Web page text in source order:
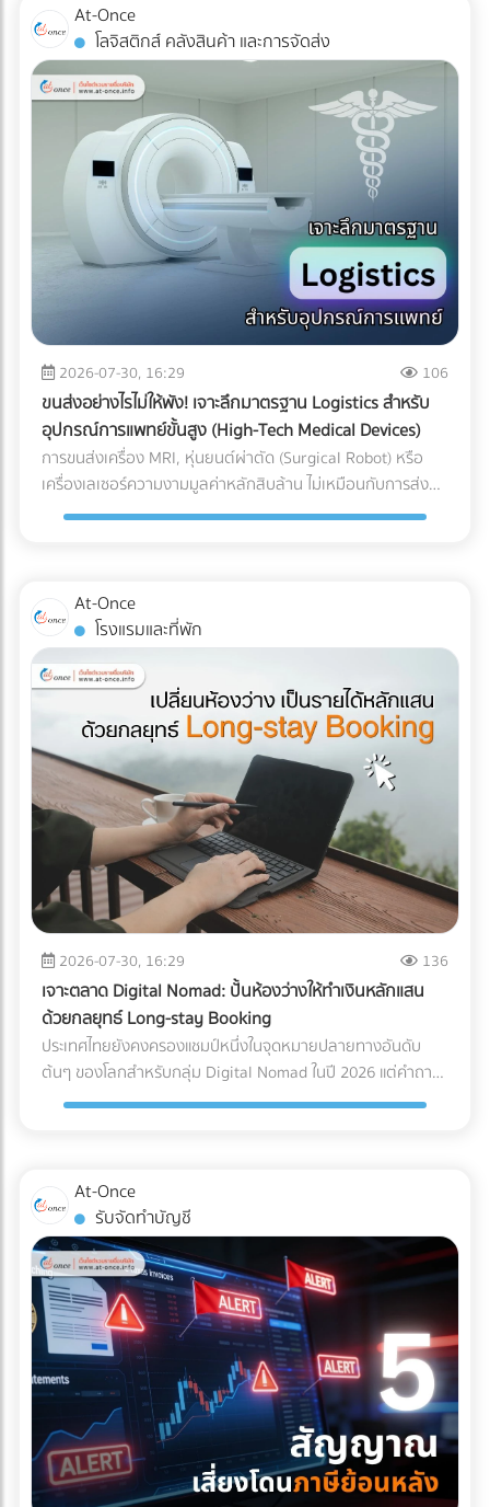
Supply Chain นวัตกรรมเปลี่ยนเกม: Solar Hybrid +
Industrial ESS ทำงานอย่างไร? ระบบนี้คือการรวมร่างกัน
ระหว่าง แผงโซลาร์เซลล์ (ผลิตไฟ) + อินเวอร์เตอร์แบบไฮบริด
(สลับแหล่งจ่ายไฟ) + แบตเตอรี่อุตสาหกรรม (กักเก็บไฟ) เมื่อมี
ระบบ Industrial ESS เข้ามา โรงงานของคุณจะเสมือนมี UPS
(เครื่องสำรองไฟ) ขนาดยักษ์คอยคุ้มกัน โดยระบบจะทำงานแบบไร้
รอยต่อ (Seamless Transition) เมื่อไฟจากการไฟฟ้าดับหรือ
กระชาก ระบบจะสลับไปดึงกระแสไฟจากแบตเตอรี่มาจ่ายให้
เครื่องจักรสำคัญ (Critical Loads) ทันทีในระดับเสี้ยววินาที ทำให้
สายการผลิตเดินหน้าต่อไปได้โดยที่เครื่องจักรไม่สะดุด ทำไมปี
2026 ถึงเป็น "จังหวะทอง" ในการลงทุนระบบ ESS? หากย้อน
กลับไปช่วงปี 2021-2022 แบตเตอรี่อุตสาหกรรมยังมีราคาสูงลิ่ว
จนหลายโรงงานถอดใจ แต่ในยุค 2026 เกมได้เปลี่ยนไปแล้วด้วย
ปัจจัยเหล่านี้: ราคาแบตเตอรี่ LFP ลดลงอย่างมีนัยสำคัญ:
เทคโนโลยีแบตเตอรี่ Lithium Iron Phosphate (LiFePO4)
สำหรับอุตสาหกรรม มีการผลิตในสเกลที่ใหญ่ขึ้นมาก ทำให้ราคา
ต่อกิโลวัตต์-ชั่วโมง (kWh) ถูกลงกว่าอดีตเกือบ 40% แถมยังมี
ความปลอดภัยสูง ไม่ติดไฟง่าย และอายุการใช้งานยาวนานกว่า
10,000 ไซเคิล (อ้างอิงจากรายงาน Bloomberg) ระบบ Peak
Shaving หั่นค่าไฟ TOU แบบอัจฉริยะ: โรงงานส่วนใหญ่ใช้ค่าไฟ
ในช่วงเวลานี้ เพื่อกดกราฟการใช้ไฟ (Peak Demand) ลง ช่วย
ลดค่า Demand Charge ในบิลค่าไฟได้อย่างมหาศาล ปลดล็อก
ข้อจำกัดทางกฎหมายและภาษี: ภาครัฐและ BOI มีการสนับสนุน
สิทธิประโยชน์ทางภาษีที่ชัดเจนขึ้น สำหรับการลงทุนด้านพลังงาน
สะอาดและการจัดการพลังงาน ทำให้ระยะเวลาคืนทุนสั้นลง
ประเมินความคุ้มค่า: สรุปแล้วคุ้มทุนหรือไม่? เพื่อความเข้าใจที่
ชัดเจน ลองดูตารางเปรียบเทียบระหว่างระบบเดิมกับระบบใหม่
ครับ คำตอบคือ: "คุ้มค่าอย่างแน่นอน" หากโรงงานของคุณจัด
อยู่ในกลุ่มที่มูลค่าความเสียหายจากไฟดับ 1 ครั้ง มีมูลค่าสูง (เช่น
โรงงานพลาสติก, เซมิคอนดักเตอร์, อาหารแช่แข็ง, ยาและ
เวชภัณฑ์) การมีระบบ Industrial ESS จะเปรียบเสมือนการซื้อ
"ประกันภัยความเสี่ยงทางธุรกิจ" ที่แถมโบนัสเป็นการช่วยหั่นค่าไฟ
ในทุกๆ เดือน ยกระดับโรงงานสู่ความยั่งยืนแบบไม่มีสะดุด ในปี
2026 การติดตั้ง Solar Cell สำหรับธุรกิจ B2B ไม่ได้จบแค่เรื่อง
การลดค่าไฟ แต่คือการบริหารความเสี่ยง (Risk Management)
และตอบรับกระแสลดคาร์บอน (ESG/Carbon Footprint) เพื่อ
รักษาความสามารถในการแข่งขันบนเวทีโลก การออกแบบระบบ
Solar Hybrid และ Industrial ESS ต้องอาศัยความเชี่ยวชาญ
ทางวิศวกรรมขั้นสูง ทั้งการคำนวณโหลดไฟฟ้า การเลือกขนาด
แบตเตอรี่ และการขออนุญาตขนานไฟอย่างถูกต้อง หากคุณเป็น
บริษัทรับติดตั้งโซลาร์เซลล์อุตสาหกรรมชั้นนำของประเทศไทยได้
ฟรีที่ At-once แพลตฟอร์มที่เชื่อมโยงธุรกิจ B2B ให้เจอกับพาร์ท
เนอร์ตัวจริง ช่วยให้โรงงานของคุณเดินหน้าต่อได้อย่างมั่นคง
และไม่มีวันสะดุด!
เทคโนโลยี Web-AR (Web-based Augmented Reality) Web-
AR: สัมผัสประสบการณ์ 3D โดยไม่ต้องโหลดแอปฯ ข้อเสียของ
การทำ AR ในอดีตคือลูกค้าต้องเสียเวลาดาวน์โหลด
แอปพลิเคชัน (App-based AR) ซึ่งสร้างความรำคาญใจ แต่
Web-AR ทลายข้อจำกัดนั้นทิ้งไป เพียงแค่ลูกค้าใช้กล้องสมาร์ต
โฟนสแกน QR Code บนโบรชัวร์ โมเดล 3D ของเครื่องจักรของ
คุณก็สามารถลอยขึ้นมาบนโต๊ะประชุมของพวกเขาได้ทันที! ทำไม
ธุรกิจ B2B ถึงควรใช้ Web-AR ในสื่อสิ่งพิมพ์? ย่อของใหญ่ ให้มา
อยู่บนโต๊ะประชุม: คุณไม่สามารถพกเครื่องจักรหนัก 2 ตันไปเสนอ
ขายลูกค้าได้ แต่ Web-AR ช่วยให้ลูกค้าซูมดูรายละเอียด รวมถึง
กลไกภายใน และหมุนดูสินค้าได้ 360 องศาผ่านมือถือหรือ Tablet
เปลี่ยนสิ่งพิมพ์ให้วัดผลได้ (Measurable ROI): โบรชัวร์ปกติเรา
ไม่รู้เลยว่าลูกค้าอ่านหน้าไหน แต่ Web-AR สามารถเก็บ Data ได้
ว่าลูกค้าสแกน QR Code จากพื้นที่ไหน สแกนกี่ครั้ง และใช้เวลาดู
โมเดล 3D นานเท่าไร สร้าง Wow Experience ทันที: ผู้บริหาร
B2B มีเวลาจำกัด การทำให้พวกเขา "ว้าว" ตั้งแต่ 10 วินาทีแรกที่
เห็นสินค้า ช่วยเพิ่มโอกาสในการขอเข้าพบ (Pitching) ได้มหาศาล
การลงทุนทำ Web-AR บนแคตตาล็อกสินค้าเพียงครั้งเดียว
สามารถนำไปใช้งานซ้ำได้ทั้งในงานอีเวนต์ (Exhibition) และการ
ส่ง Direct Mail ไปหาลูกค้าระดับ VIP พร้อมที่จะฉีกกฎการทำสื่อ
Marketing Agency และผู้เชี่ยวชาญด้านการพัฒนา Web-AR
และ 3D Model ที่พร้อมเปลี่ยนโบรชัวร์ของคุณให้กลายเป็น
พนักงานขายมือทอง ค้นหาพาร์ทเนอร์ที่ใช่ได้เลยวันนี้! ที่นี่!
At-Once
โลจิสติกส์ คลังสินค้า และการจัดส่ง
2026-07-30, 16:29 106
ขนส่งอย่างไรไม่ให้พัง! เจาะลึกมาตรฐาน Logistics สำหรับ
อุปกรณ์การแพทย์ขั้นสูง (High-Tech Medical Devices)
การขนส่งเครื่อง MRI, หุ่นยนต์ผ่าตัด (Surgical Robot) หรือ
เครื่องเลเซอร์ความงามมูลค่าหลักสิบล้าน ไม่เหมือนกับการส่ง
พัสดุทั่วไป เพราะความเสียหายของเครื่องมือแพทย์ขั้นสูงเหล่านี้
มิลลิเมตรเดียวส่งผลโดยตรงต่อการวินิจฉัยโรคและชีวิตของผู้
ป่วย หากเกิดความเสียหายระหว่างขนส่ง นอกจากประกันสินค้า
อาจขาดแล้ว ความน่าเชื่อถือขององค์กรก็จะลดลงทันที บทความ
นี้จะพาคุณไปเจาะลึกความเสี่ยง และมาตรฐาน Logistics ที่ธุรกิจ
เครื่องมือแพทย์ต้องรู้ในปี 2026 ครับ 3 ความเสี่ยงแฝงที่เครื่อง
มือแพทย์ต้องเผชิญระหว่างขนส่ง การใช้รถบรรทุกธรรมดาเพื่อ
ขนส่งอุปกรณ์ที่เปราะบาง ถือเป็นการรับความเสี่ยงที่ได้ไม่คุ้มเสีย
นี่คือ 3 ปัญหาหลักที่มักทำให้อุปกรณ์พังจากภายใน: แรงสั่น
สะเทือน (Vibration & Micro-shocks): เลนส์ เลเซอร์ และ
เซนเซอร์ภายในอุปกรณ์มีความเปราะบางสูงมาก แรงสั่นสะเทือน
จากพื้นถนนที่ไม่ราบเรียบสม่ำเสมอ สามารถทำให้แผงวงจรหลวม
หรือระบบเซนเซอร์รวนได้โดยที่ภายนอกยังดูปกติสมบูรณ์ การ
เปลี่ยนแปลงอุณหภูมิและความชื้น (Temperature & Humidity
Excursions): อุปกรณ์อิเล็กทรอนิกส์ทางการแพทย์หลายชนิดมี
ข้อกำหนดเรื่องอุณหภูมิที่ชัดเจน การอยู่ในตู้ขนส่งที่ร้อนอบอ้า
วนานๆ หรือเจอความชื้นสูง อาจทำให้เกิดสนิม คราบตะกรัน หรือ
ไฟฟ้าลัดวงจรเมื่อเปิดใช้งาน การเอียงและการกระแทก (Tilt &
Drop): เครื่องมือขนาดใหญ่บางชนิดถูกระบุไว้ในคู่มือวิศวกรรม
เลยว่า "ห้ามเอียงเกินกี่องศา" การใช้พนักงานยกของ (Porter)
ทั่วไปที่ไม่มีความเชี่ยวชาญ อาจทำให้สารทำความเย็นรั่วไหล หรือ
บริการขนส่ง (3PL) ระดับพรีเมียมที่จะมาดูแลสินค้าหลักล้านของ
คุณ ควรต้องมีคุณสมบัติและเทคโนโลยีที่ออกแบบมาเพื่อการ
แพทย์โดยเฉพาะ ดังนี้: รถขนส่งระบบกันสะเทือนแบบถุงลม (Air-
Ride Suspension): นี่คือหัวใจสำคัญ! ต้องใช้รถบรรทุกที่ติดตั้ง
ช่วงล่างแบบถุงลมเท่านั้น เพื่อดูดซับแรงสั่นสะเทือนและแรง
กระแทกจากพื้นถนนให้เหลือน้อยที่สุด คุ้มครองเซนเซอร์ภายใน
เครื่องจักรให้อยู่ในสภาพ 100% บริการ White Glove Service:
การขนส่งระดับนี้ไม่ได้จบแค่การดรอปของไว้หน้าประตูโรง
พยาบาล แต่ทีมขนส่งต้องมีความเชี่ยวชาญในการแกะกล่อง
(Unpacking) นำเครื่องมือเข้าไปติดตั้งยังห้องปฏิบัติการที่ซับ
ซ้อน และจัดการนำขยะบรรจุภัณฑ์กลับไปทิ้งอย่างถูกวิธี
มาตรฐานคุณภาพระดับสากล (Certifications): พาร์ทเนอร์ด้าน
At-Once
โรงแรมและที่พัก
2026-07-30, 16:29 136
เจาะตลาด Digital Nomad: ปั้นห้องว่างให้ทำเงินหลักแสน
ด้วยกลยุทธ์ Long-stay Booking
ประเทศไทยยังคงครองแชมป์หนึ่งในจุดหมายปลายทางอันดับ
ต้นๆ ของโลกสำหรับกลุ่ม Digital Nomad ในปี 2026 แต่คำถาม
ที่น่าสนใจคือ... ทำไมรายได้มหาศาลจากคนกลุ่มนี้ ถึงไปตกอยู่กับ
Agencies) และขายห้องพักแบบ "รายวัน" ซึ่งไม่ตอบโจทย์ชาว
Nomad ที่ต้องการพำนักระยะยาว (1-6 เดือน) หากคุณเป็น
เจ้าของโรงแรมหรือผู้บริหารที่ต้องการเพิ่ม Occupancy Rate
โดยเฉพาะในช่วง Low Season นี่คือจังหวะทองในการปรับ
กลยุทธ์ครับ ทำไมการตลาดแบบเดิมถึงปิดการขายกลุ่ม Nomad
ไม่ได้? พฤติกรรมการจองที่พักของกลุ่ม Digital Nomad นั้นต่าง
จากนักท่องเที่ยวทั่วไปอย่างสิ้นเชิง พวกเขาไม่ได้มองหาสระว่าย
น้ำสวยๆ หรืออาหารเช้าแบบบุฟเฟต์เป็นอันดับแรก แต่พวกเขา
กำลังมองหา "ออฟฟิศส่วนตัวที่พักผ่อนได้" 3 กลยุทธ์เปลี่ยน
โรงแรมให้เป็น Nomad Hub ที่ทำกำไรสูงสุด หากต้องการดึงดูด
ลูกค้ากลุ่มนี้ให้ยอมจ่ายเงินหลักหมื่นถึงหลักแสนเพื่อเข้าพักระยะ
ยาว คุณต้องปรับแต่งการนำเสนอใหม่ ดังนี้: 1. สร้าง Landing
At-Once
รับจัดทำบัญชี